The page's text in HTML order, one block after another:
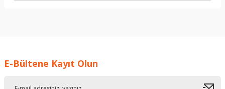
Deneyimini Paylaş
E-Bültene Kayıt Olun